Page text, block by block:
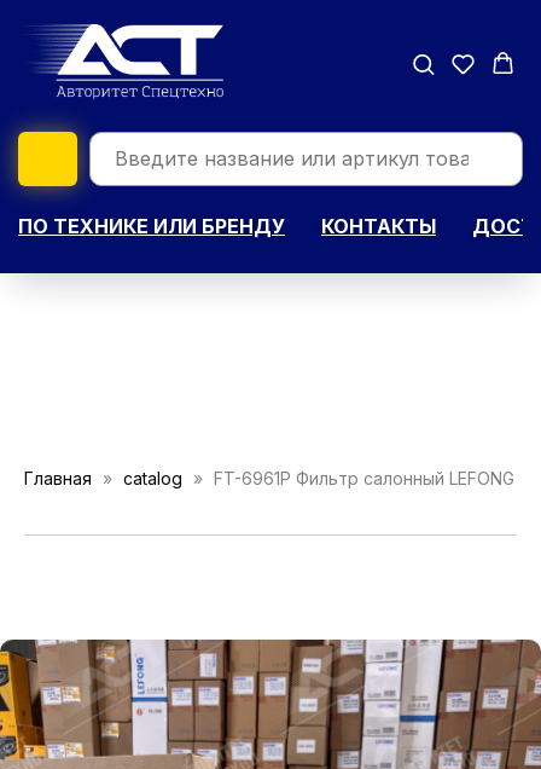
ПО ТЕХНИКЕ ИЛИ БРЕНДУ КОНТАКТЫ
Главная catalog FT-6961P Фильтр салонный LEFONG